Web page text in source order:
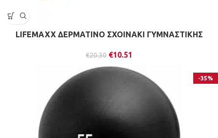
LIFEMAXX ΔΕΡΜΑΤΙΝΟ ΣΧΟΙΝΑΚΙ ΓΥΜΝΑΣΤΙΚΗΣ
€20.30 €10.51
-35%